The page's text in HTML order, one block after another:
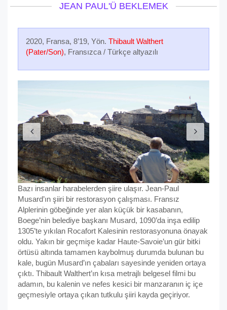
JEAN PAUL'Ü BEKLEMEK
2020, Fransa, 8’19, Yön. Thibault Walthert
(Pater/Son), Fransızca / Türkçe altyazılı
Bazı insanlar harabelerden şiire ulaşır. Jean-Paul
Musard’ın şiiri bir restorasyon çalışması. Fransız
Alplerinin göbeğinde yer alan küçük bir kasabanın,
Boege’nin belediye başkanı Musard, 1090’da inşa edilip
1305’te yıkılan Rocafort Kalesinin restorasyonuna önayak
oldu. Yakın bir geçmişe kadar Haute-Savoie’un gür bitki
örtüsü altında tamamen kaybolmuş durumda bulunan bu
kale, bugün Musard’ın çabaları sayesinde yeniden ortaya
çıktı. Thibault Walthert’ın kısa metrajlı belgesel filmi bu
adamın, bu kalenin ve nefes kesici bir manzaranın iç içe
geçmesiyle ortaya çıkan tutkulu şiiri kayda geçiriyor.